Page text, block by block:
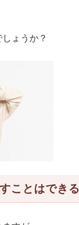
ょうか？
ことはでき